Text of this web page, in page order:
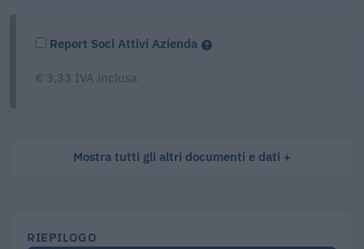
Report Soci Attivi Azienda
€ 3,33 IVA inclusa
Mostra tutti gli altri documenti e dati
RIEPILOGO